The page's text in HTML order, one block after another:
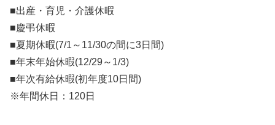
■出産・育児・介護休暇
■慶弔休暇
■夏期休暇(7/1～11/30の間に3日間)
■年末年始休暇(12/29～1/3)
■年次有給休暇(初年度10日間)
※年間休日：120日